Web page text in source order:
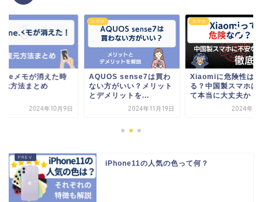
メモが消えた時
元方法まとめ
2024年10月9日
スマホ
AQUOS sense7は買わ
ない方がいい？メリット
とデメリットを...
2024年11月19日
スマホ
Xiaomiに危険性はあ
る？中国製スマホは
て本当に大丈夫か
2024年5
iPhone11の人気の色って何？